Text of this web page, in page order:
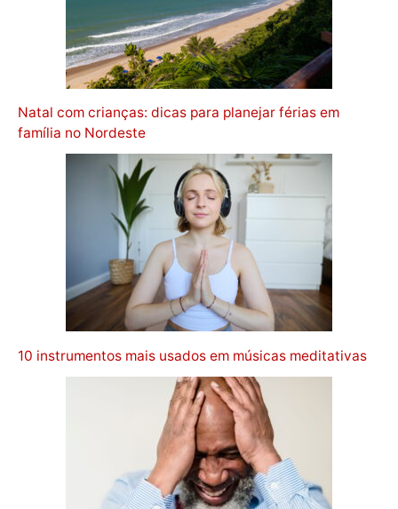
Natal com crianças: dicas para planejar férias em
família no Nordeste
10 instrumentos mais usados em músicas meditativas